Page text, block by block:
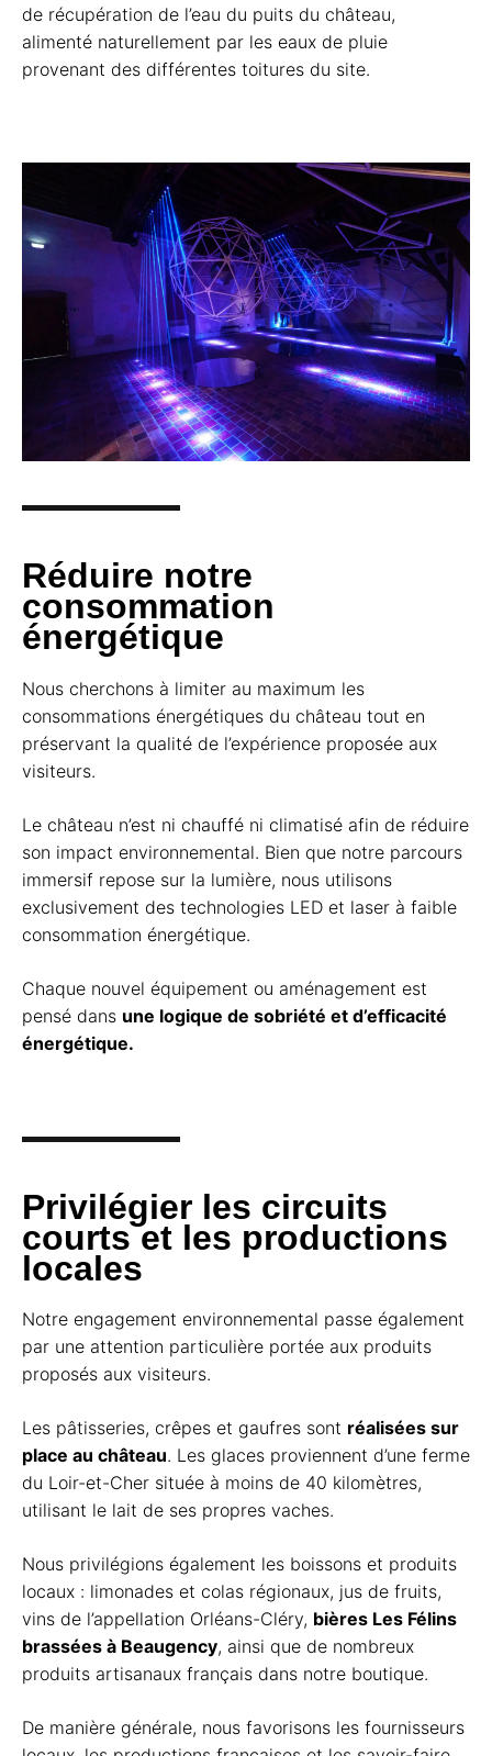
de récupération de l’eau du puits du château,
alimenté naturellement par les eaux de pluie
provenant des différentes toitures du site.
Réduire notre
consommation
énergétique
Nous cherchons à limiter au maximum les
consommations énergétiques du château tout en
préservant la qualité de l’expérience proposée aux
visiteurs.
Le château n’est ni chauffé ni climatisé afin de réduire
son impact environnemental. Bien que notre parcours
immersif repose sur la lumière, nous utilisons
exclusivement des technologies LED et laser à faible
consommation énergétique.
Chaque nouvel équipement ou aménagement est
pensé dans une logique de sobriété et d’efficacité
énergétique.
Privilégier les circuits
courts et les productions
locales
Notre engagement environnemental passe également
par une attention particulière portée aux produits
proposés aux visiteurs.
Les pâtisseries, crêpes et gaufres sont réalisées sur
place au château. Les glaces proviennent d’une ferme
du Loir-et-Cher située à moins de 40 kilomètres,
utilisant le lait de ses propres vaches.
Nous privilégions également les boissons et produits
locaux : limonades et colas régionaux, jus de fruits,
vins de l’appellation Orléans-Cléry, bières Les Félins
brassées à Beaugency, ainsi que de nombreux
produits artisanaux français dans notre boutique.
De manière générale, nous favorisons les fournisseurs